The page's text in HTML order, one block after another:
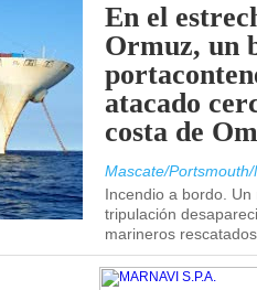
En el
Ormuz, un
atacado
costa de
Mascate/
Incendio a bordo.
tripulación
marineros